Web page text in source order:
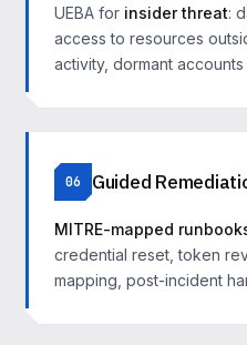
UEBA for insider threat:
access to resources
activity, dormant
06 Guided
MITRE-mapped
credential reset, token
mapping, post-incident